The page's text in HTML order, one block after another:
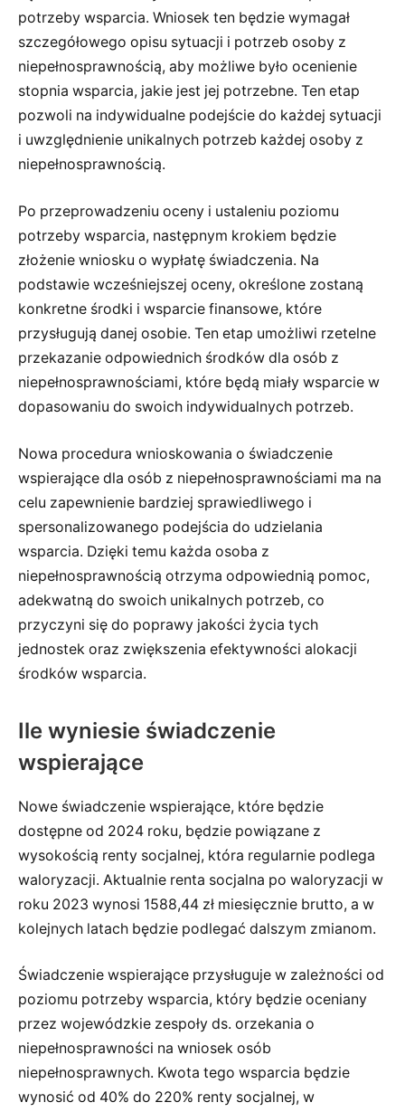
potrzeby wsparcia. Wniosek ten będzie wymagał
szczegółowego opisu sytuacji i potrzeb osoby z
niepełnosprawnością, aby możliwe było ocenienie
stopnia wsparcia, jakie jest jej potrzebne. Ten etap
pozwoli na indywidualne podejście do każdej sytuacji
i uwzględnienie unikalnych potrzeb każdej osoby z
niepełnosprawnością.
Po przeprowadzeniu oceny i ustaleniu poziomu
potrzeby wsparcia, następnym krokiem będzie
złożenie wniosku o wypłatę świadczenia. Na
podstawie wcześniejszej oceny, określone zostaną
konkretne środki i wsparcie finansowe, które
przysługują danej osobie. Ten etap umożliwi rzetelne
przekazanie odpowiednich środków dla osób z
niepełnosprawnościami, które będą miały wsparcie w
dopasowaniu do swoich indywidualnych potrzeb.
Nowa procedura wnioskowania o świadczenie
wspierające dla osób z niepełnosprawnościami ma na
celu zapewnienie bardziej sprawiedliwego i
spersonalizowanego podejścia do udzielania
wsparcia. Dzięki temu każda osoba z
niepełnosprawnością otrzyma odpowiednią pomoc,
adekwatną do swoich unikalnych potrzeb, co
przyczyni się do poprawy jakości życia tych
jednostek oraz zwiększenia efektywności alokacji
środków wsparcia.
Ile wyniesie świadczenie
wspierające
Nowe świadczenie wspierające, które będzie
dostępne od 2024 roku, będzie powiązane z
wysokością renty socjalnej, która regularnie podlega
waloryzacji. Aktualnie renta socjalna po waloryzacji w
roku 2023 wynosi 1588,44 zł miesięcznie brutto, a w
kolejnych latach będzie podlegać dalszym zmianom.
Świadczenie wspierające przysługuje w zależności od
poziomu potrzeby wsparcia, który będzie oceniany
przez wojewódzkie zespoły ds. orzekania o
niepełnosprawności na wniosek osób
niepełnosprawnych. Kwota tego wsparcia będzie
wynosić od 40% do 220% renty socjalnej, w